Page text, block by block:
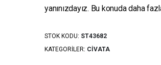
yanınızdayız. Bu konuda daha
STOK KODU: ST43682
KATEGORILER: CIVATA